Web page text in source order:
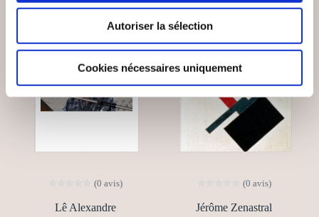
Autoriser la sélection
Cookies nécessaires uniquement
(0 avis)
Lê Alexandre
(0 avis)
Jérôme Zenastral